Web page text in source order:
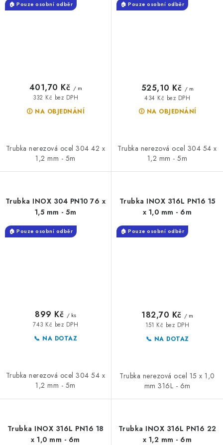
🏠 Pouze osobní odběr
🛈 NA OBJEDNÁNÍ
332 Kč bez DPH
401,70 Kč / m
Trubka nerezová ocel 304 42 x
1,2 mm - 5m
🏠 Pouze osobní odběr
🛈 NA OBJEDNÁNÍ
434 Kč bez DPH
525,10 Kč / m
Trubka nerezová ocel 304 54 x
1,2 mm - 5m
Trubka INOX 304 PN10 76 x
1,5 mm - 5m
🏠 Pouze osobní odběr
📞 NA DOTAZ
743 Kč bez DPH
899 Kč / ks
Trubka nerezová ocel 304 54 x
1,2 mm - 5m
Trubka INOX 316L PN16 15
x 1,0 mm - 6m
🏠 Pouze osobní odběr
📞 NA DOTAZ
151 Kč bez DPH
182,70 Kč / m
Trubka nerezová ocel 15 x 1,0
mm 316L - 6m
Trubka INOX 316L PN16 18
x 1,0 mm - 6m
Trubka INOX 316L PN16 22
x 1,2 mm - 6m